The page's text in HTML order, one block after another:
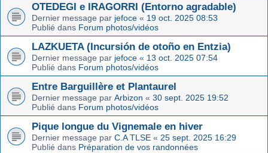
OTEDEGI e IRAGORRI (Entorno agradable)
Dernier message par jefoce « 19 oct. 2025 08:53
Publié dans Forum photos/vidéos
LAZKUETA (Incursión de otoño en Entzia)
Dernier message par jefoce « 13 oct. 2025 07:54
Publié dans Forum photos/vidéos
Entre Barguillère et Plantaurel
Dernier message par Arbizon « 30 sept. 2025 19:52
Publié dans Forum photos/vidéos
Pique longue du Vignemale en hiver
Dernier message par C.A TLSE « 25 sept. 2025 16:29
Publié dans Préparation de vos randonnées